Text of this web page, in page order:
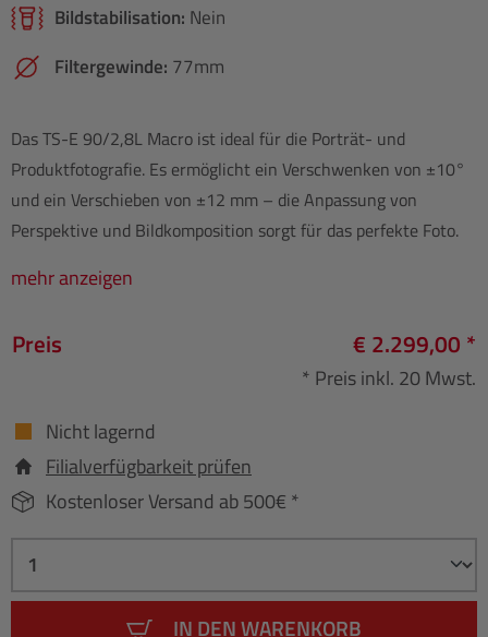
Bildstabilisation: Nein
Filtergewinde: 77mm
Das TS-E 90/2,8L Macro ist ideal für die Porträt- und
Produktfotografie. Es ermöglicht ein Verschwenken von ±10°
und ein Verschieben von ±12 mm – die Anpassung von
Perspektive und Bildkomposition sorgt für das perfekte Foto.
mehr anzeigen
Preis € 2.299,00 *
* Preis inkl. 20 Mwst.
Nicht lagernd
Filialverfügbarkeit prüfen
Kostenloser Versand ab 500€ *
IN DEN WARENKORB